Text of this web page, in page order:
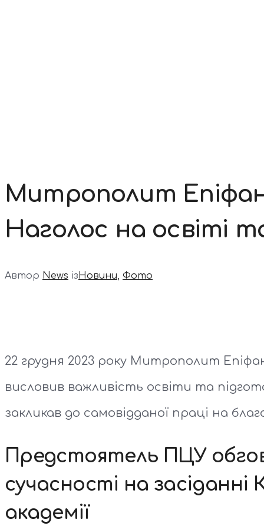
Митрополит
Наголос на освіті
Автор News ізНовини, Фото
22 грудня 2023 року Митрополит
висловив важливість освіти та
закликав до самовідданої праці на
Предстоятель ПЦУ
сучасності на засіданні
академії